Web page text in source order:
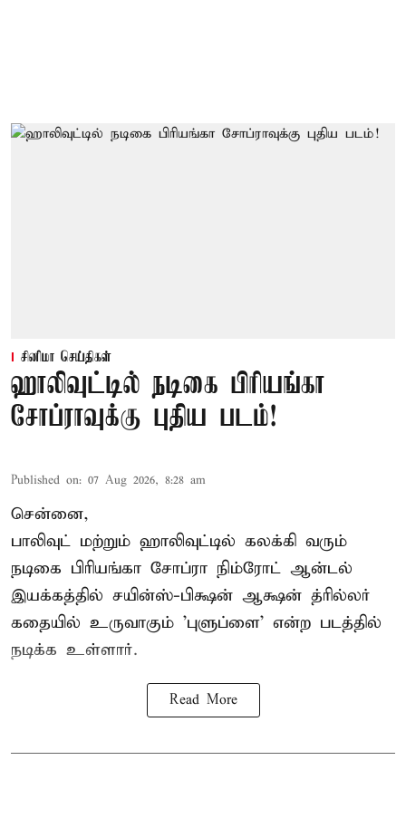
சினிமா செய்திகள்
ஹாலிவுட்டில் நடிகை பிரியங்கா
சோப்ராவுக்கு புதிய படம்!
Published on: 07 Aug 2026, 8:28 am
சென்னை,
பாலிவுட் மற்றும் ஹாலிவுட்டில் கலக்கி வரும்
நடிகை பிரியங்கா சோப்ரா நிம்ரோட் ஆன்டல்
இயக்கத்தில் சயின்ஸ்-பிக்ஷன் ஆக்ஷன் த்ரில்லர்
கதையில் உருவாகும் 'புளுப்ளை' என்ற படத்தில்
நடிக்க உள்ளார்.
Read More